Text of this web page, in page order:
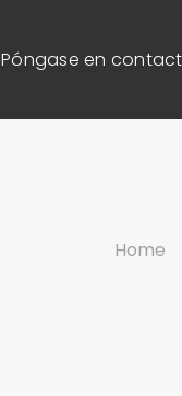
Póngase en
Home